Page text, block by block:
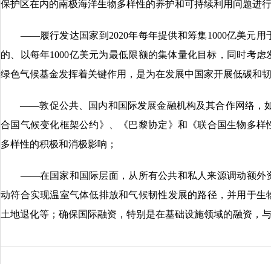
保护区在内的南极海洋生物多样性的养护和可持续利用问题进
——履行发达国家到2020年每年提供和筹集1000亿美元用
的、以每年1000亿美元为最低限额的集体量化目标，同时考
绿色气候基金发挥着关键作用，是为在发展中国家开展低碳和
——敦促公共、国内和国际发展金融机构及其合作网络，如
合国气候变化框架公约》、《巴黎协定》和《联合国生物多
多样性的积极和消极影响；
——在国家和国际层面，从所有公共和私人来源调动额外
动符合实现温室气体低排放和气候韧性发展的路径，并用于
土地退化等；确保国际融资，特别是在基础设施领域的融资，